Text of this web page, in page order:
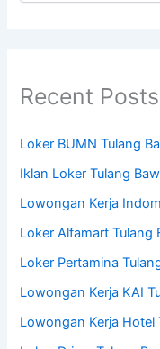
Recent Posts
Loker BUMN Tulang
Iklan Loker Tulang
Lowongan Kerja
Loker Alfamart Tulang
Loker Pertamina
Lowongan Kerja KAI
Lowongan Kerja Hotel